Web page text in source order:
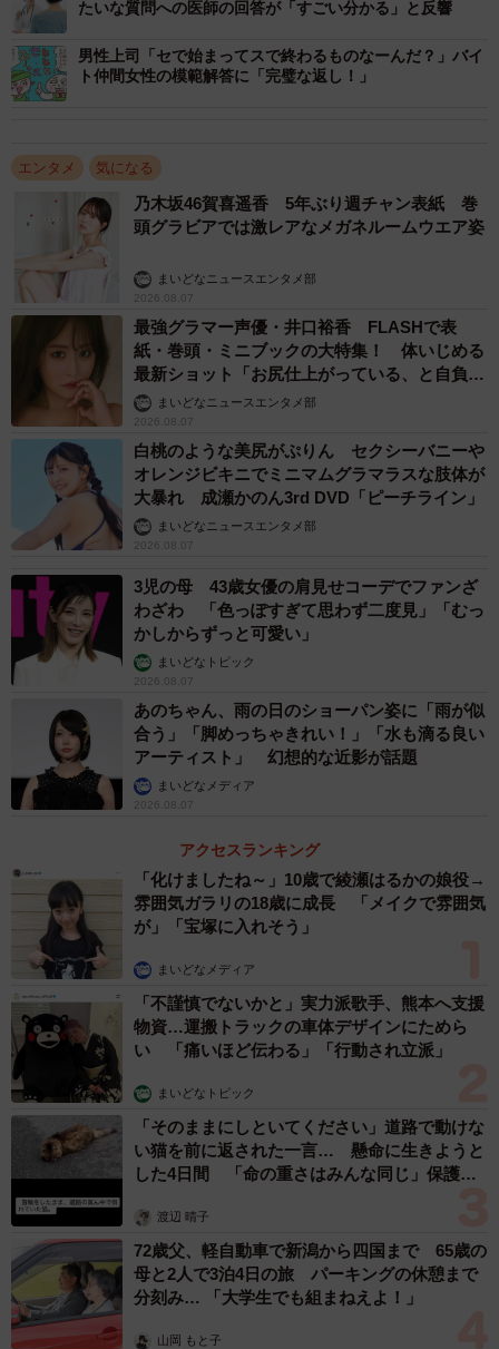
たいな質問への医師の回答が「すごい分かる」と反響
男性上司「セで始まってスで終わるものなーんだ？」バイ
ト仲間女性の模範解答に「完璧な返し！」
エンタメ 気になる
乃木坂46賀喜遥香 5年ぶり週チャン表紙 巻
頭グラビアでは激レアなメガネルームウエア姿
まいどなニュースエンタメ部
2026.08.07
最強グラマー声優・井口裕香 FLASHで表
紙・巻頭・ミニブックの大特集！ 体いじめる
最新ショット「お尻仕上がっている、と自負し
ています」「いくつになっても理想の身体でい
たい」
まいどなニュースエンタメ部
2026.08.07
白桃のような美尻がぷりん セクシーバニーや
オレンジビキニでミニマムグラマラスな肢体が
大暴れ 成瀬かのん3rd DVD「ピーチライン」
まいどなニュースエンタメ部
2026.08.07
3児の母 43歳女優の肩見せコーデでファンざ
わざわ 「色っぽすぎて思わず二度見」「むっ
かしからずっと可愛い」
まいどなトピック
2026.08.07
あのちゃん、雨の日のショーパン姿に「雨が似
合う」「脚めっちゃきれい！」「水も滴る良い
アーティスト」 幻想的な近影が話題
まいどなメディア
2026.08.07
アクセスランキング
「化けましたね～」10歳で綾瀬はるかの娘役→
雰囲気ガラリの18歳に成長 「メイクで雰囲気
が」「宝塚に入れそう」
まいどなメディア
「不謹慎でないかと」実力派歌手、熊本へ支援
物資…運搬トラックの車体デザインにためら
い 「痛いほど伝わる」「行動され立派」
まいどなトピック
「そのままにしといてください」道路で動けな
い猫を前に返された一言… 懸命に生きようと
した4日間 「命の重さはみんな同じ」保護団
渡辺 晴子
72歳父、軽自動車で新潟から四国まで 65歳の
母と2人で3泊4日の旅 パーキングの休憩まで
分刻み… 「大学生でも組まねえよ！」
山岡 もと子